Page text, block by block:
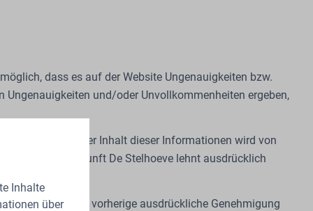
dass es auf der Website Ungenauigkeiten bzw.
und/oder Unvollkommenheiten ergeben,
werden. Der Inhalt dieser Informationen wird von
Gruppenunterkunft De Stelhoeve lehnt ausdrücklich
nutzen. Ohne vorherige ausdrückliche Genehmigung
Inhalte
über